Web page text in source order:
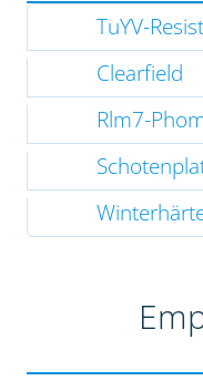
TuYV-
Clearfield
Rlm7-